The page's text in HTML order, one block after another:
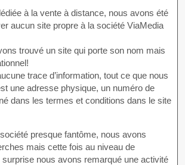
à la vente à distance, nous avons été
aucun site propre à la société ViaMedia
trouvé un site qui porte son nom mais
trace d’information, tout ce que nous
une adresse physique, un numéro de
dans les termes et conditions dans le site
presque fantôme, nous avons
mais cette fois au niveau de
surprise nous avons remarqué une activité